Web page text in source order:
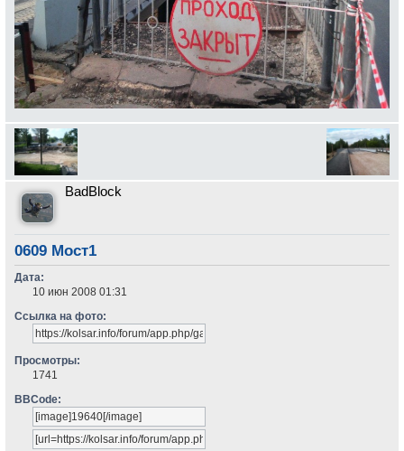
BadBlock
0609 Мост1
Дата:
10 июн 2008 01:31
Ссылка на фото:
Просмотры:
1741
BBCode: